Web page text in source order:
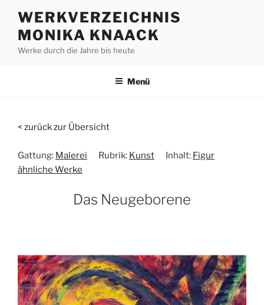
Inhalt
springen
WERKVERZEICHNIS
MONIKA KNAACK
Werke durch die Jahre bis heute
Menü
< zurück zur Übersicht
Gattung: Malerei Rubrik: Kunst Inhalt: Figur
ähnliche Werke
Das Neugeborene